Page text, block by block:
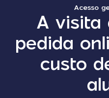
Acesso
A visita
pedida
custo